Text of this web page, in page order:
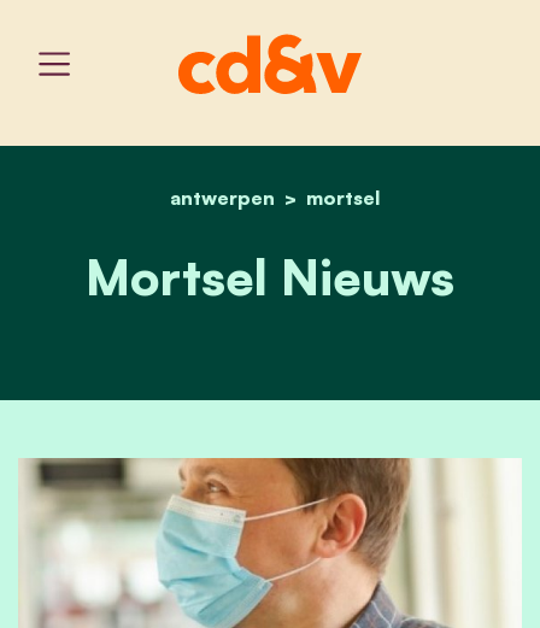
home
antwerpen mortsel
mortsel nieuws
Mortsel Nieuws